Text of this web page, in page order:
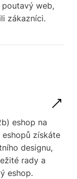
poutavý web,
zákazníci.
eshop na
získáte
designu,
rady a
eshop.